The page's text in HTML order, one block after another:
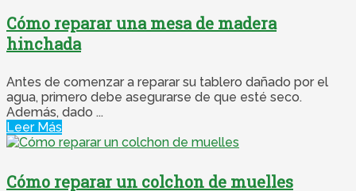
Cómo reparar una mesa de madera
hinchada
Antes de comenzar a reparar su tablero dañado por el
agua, primero debe asegurarse de que esté seco.
Además, dado ...
Leer Más
Cómo reparar un colchon de muelles